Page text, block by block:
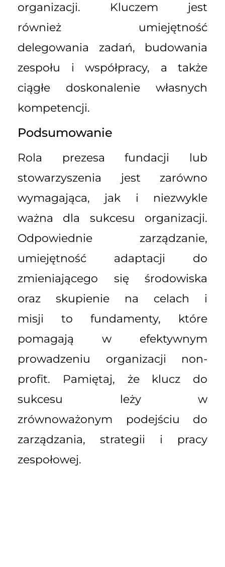
organizacji. Kluczem jest
również umiejętność
delegowania zadań, budowania
zespołu i współpracy, a także
ciągłe doskonalenie własnych
kompetencji.
Podsumowanie
Rola prezesa fundacji lub
stowarzyszenia jest zarówno
wymagająca, jak i niezwykle
ważna dla sukcesu organizacji.
Odpowiednie zarządzanie,
umiejętność adaptacji do
zmieniającego się środowiska
oraz skupienie na celach i
misji to fundamenty, które
pomagają w efektywnym
prowadzeniu organizacji non-
profit. Pamiętaj, że klucz do
sukcesu leży w
zrównoważonym podejściu do
zarządzania, strategii i pracy
zespołowej.